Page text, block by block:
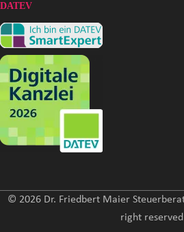
DATEV
© 2026 Dr. Friedbert Maier
right